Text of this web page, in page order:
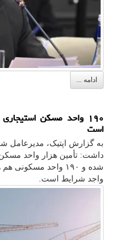
ادامه ...
۱۹۰ واحد مسکن
است
به گزارش اپتیک، مدیرعامل
شده و ۱۹۰ واحد
واجد شرایط است.